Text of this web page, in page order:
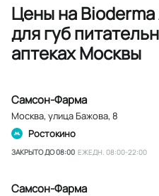
Цены на
для губ
аптеках Москвы
Самсон-Фарма
Москва, улица Бажова, 8
Ростокино
ЗАКРЫТО ДО 08:00 ЕЖЕДН. 08:00-22:00
Самсон-Фарма